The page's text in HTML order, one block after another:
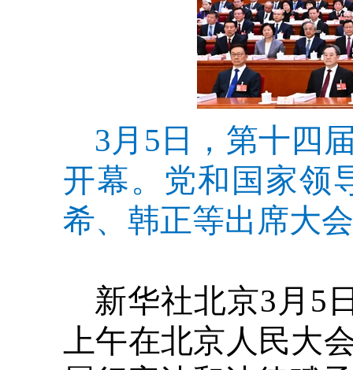
3月5日，第十四
开幕。党和国家领
希、韩正等出席大
新华社北京3月5
上午在北京人民大